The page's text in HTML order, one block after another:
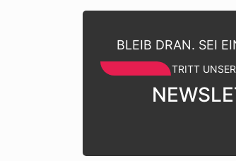
BLEIB DRAN. SEI
TRITT